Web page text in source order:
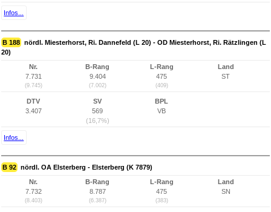
Infos...
B 188 nördl. Miesterhorst, Ri. Dannefeld (L 20) - OD Miesterhorst, Ri. Rätzlingen (L
20)
Nr.
7.731
(9.745)
B-Rang
9.404
(7.002)
L-Rang
475
(409)
Land
ST
DTV
3.407
SV
569
(16,7%)
BPL
VB
Infos...
B 92 nördl. OA Elsterberg - Elsterberg (K 7879)
Nr.
7.732
(8.403)
B-Rang
8.787
(6.387)
L-Rang
475
(383)
Land
SN